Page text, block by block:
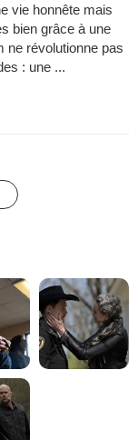
vie honnête mais
bien grâce à une
ne révolutionne pas
: une ...